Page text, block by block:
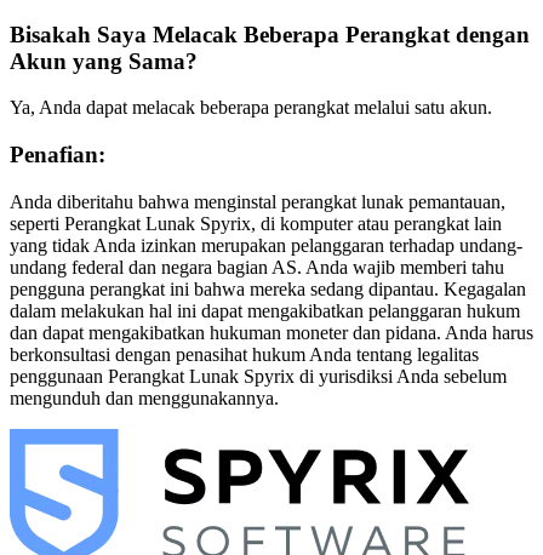
Bisakah Saya Melacak Beberapa Perangkat dengan
Akun yang Sama?
Ya, Anda dapat melacak beberapa perangkat melalui satu akun.
Penafian:
Anda diberitahu bahwa menginstal perangkat lunak pemantauan,
seperti Perangkat Lunak Spyrix, di komputer atau perangkat lain
yang tidak Anda izinkan merupakan pelanggaran terhadap undang-
undang federal dan negara bagian AS. Anda wajib memberi tahu
pengguna perangkat ini bahwa mereka sedang dipantau. Kegagalan
dalam melakukan hal ini dapat mengakibatkan pelanggaran hukum
dan dapat mengakibatkan hukuman moneter dan pidana. Anda harus
berkonsultasi dengan penasihat hukum Anda tentang legalitas
penggunaan Perangkat Lunak Spyrix di yurisdiksi Anda sebelum
mengunduh dan menggunakannya.